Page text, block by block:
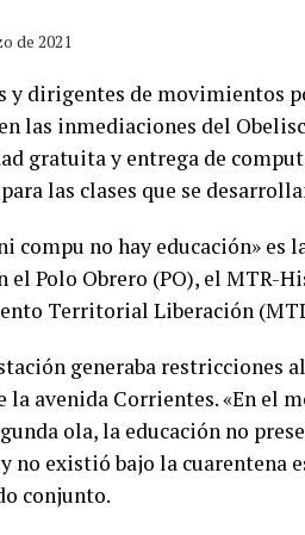
de 2021
dirigentes de movimientos
las inmediaciones del
gratuita y entrega de
las clases que se
compu no hay educación» es
el Polo Obrero (PO), el MTR-
Territorial Liberación
generaba restricciones
la avenida Corrientes. «En el
ola, la educación no
no existió bajo la cuarentena
conjunto.